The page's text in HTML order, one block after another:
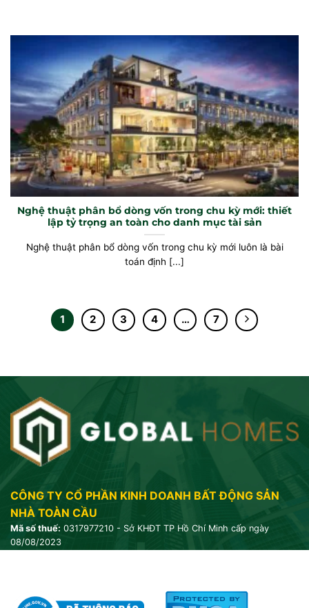
Nghệ thuật phân bổ dòng vốn trong chu kỳ mới: thiết
lập tỷ trọng an toàn cho danh mục tài sản
Nghệ thuật phân bổ dòng vốn trong chu kỳ mới luôn là bài
toán định [...]
1 2 3 4 … 7
CÔNG TY CỔ PHẦN KINH DOANH BẤT ĐỘNG SẢN
NHÀ TOÀN CẦU
Mã số thuế: 0317977210 - Sở KHĐT TP Hồ Chí Minh cấp ngày
08/08/2023